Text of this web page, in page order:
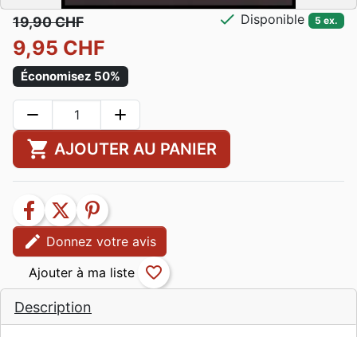
Description
19,90 CHF
9,95 CHF
Économisez 50%
check Disponible 5 ex.
remove add
shopping_cart AJOUTER AU PANIER
facebook twitter
pinterest
edit Donnez votre avis
favorite_border